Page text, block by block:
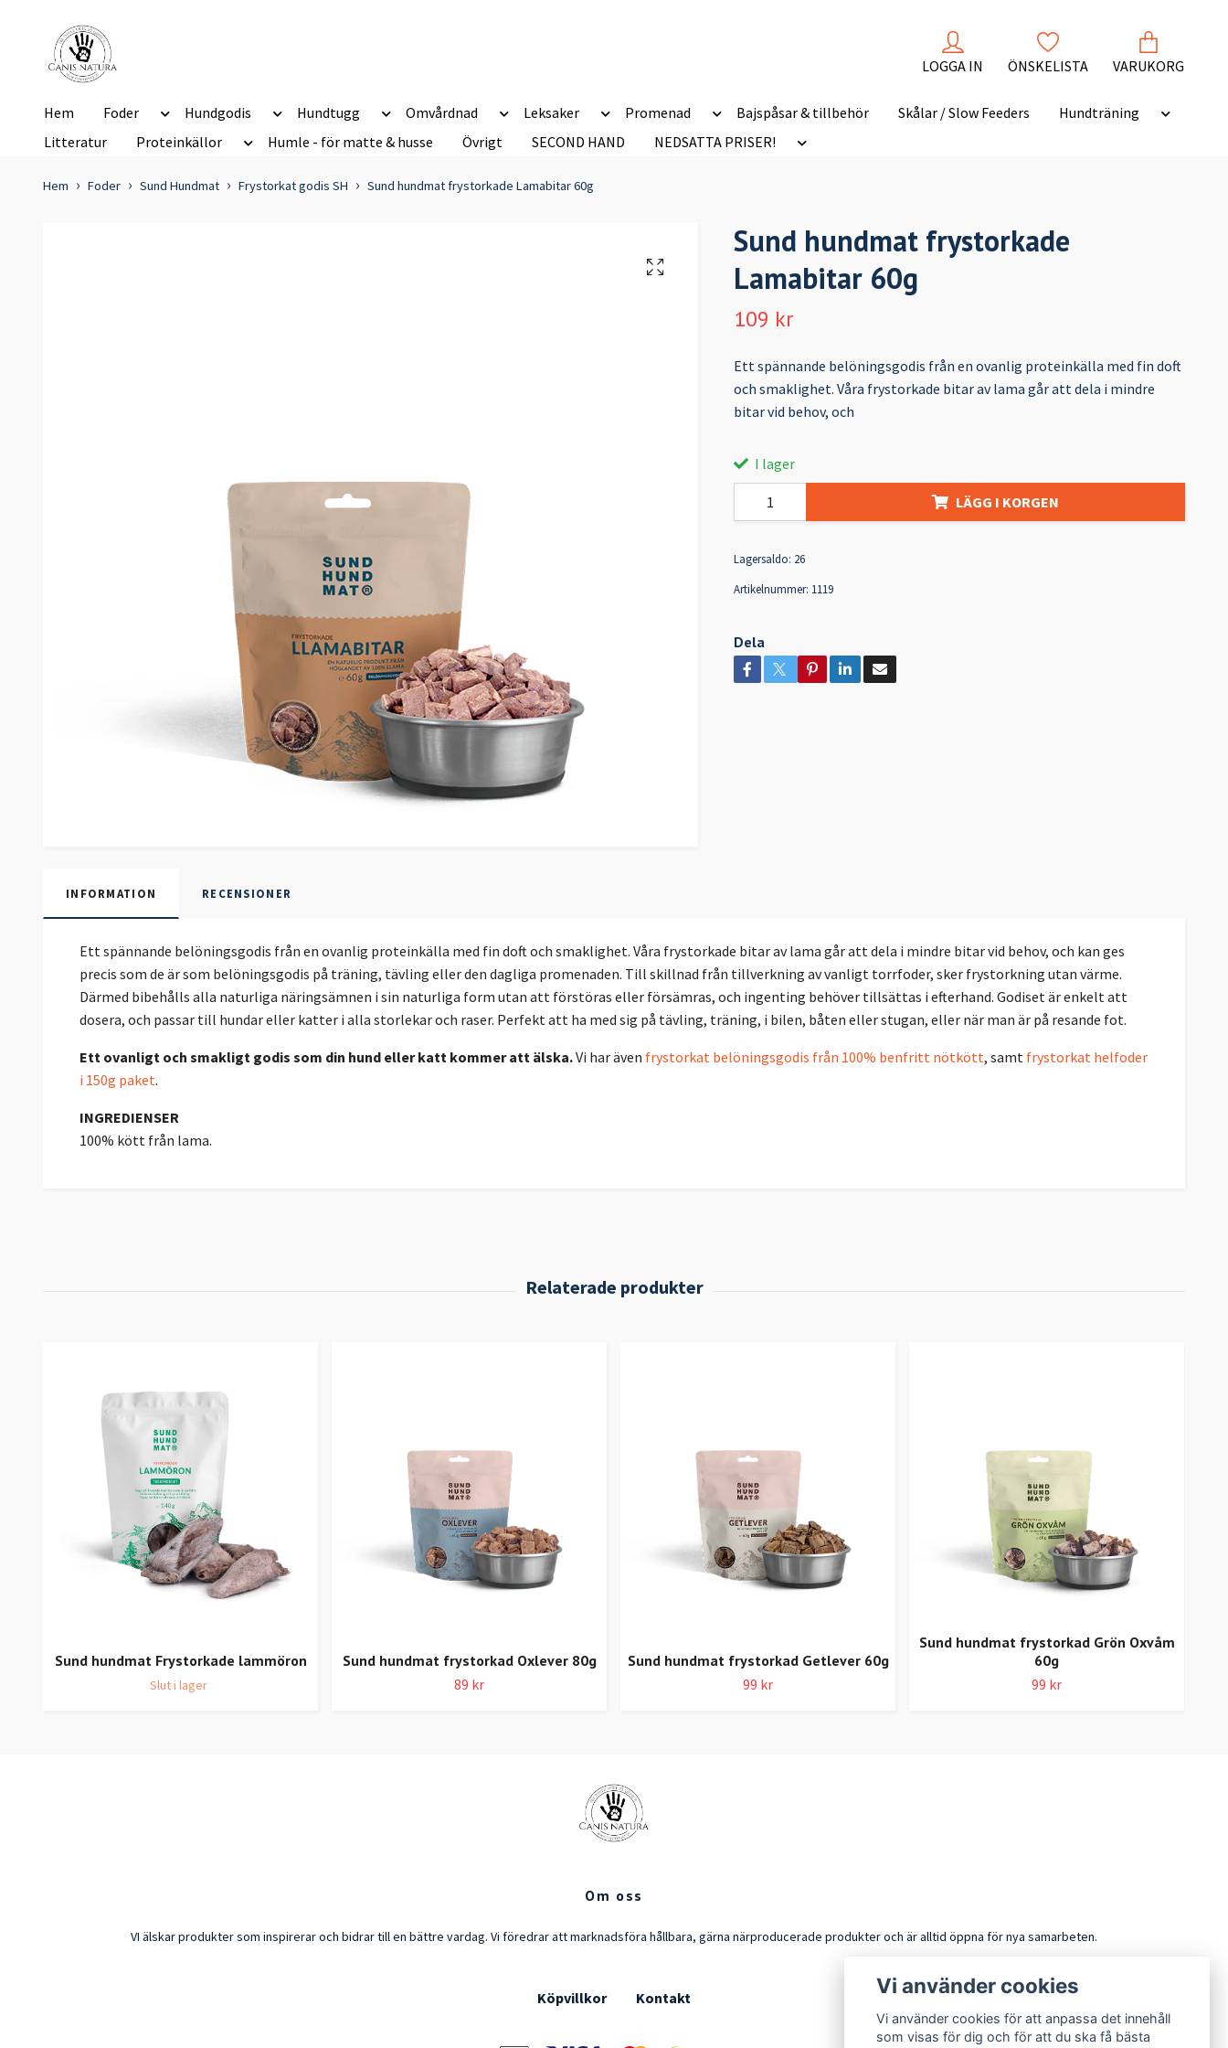
LOGGA IN ÖNSKELISTA VARUKORG
Hem Foder Hundgodis Hundtugg Omvårdnad Leksaker Promenad Bajspåsar & tillbehör Skålar / Slow Feeders
Hundträning
Litteratur
Proteinkällor Humle - för matte & husse Övrigt SECOND HAND NEDSATTA PRISER!
Hem Foder Sund Hundmat Frystorkat godis SH Sund hundmat frystorkade Lamabitar 60g
Sund hundmat frystorkade
Lamabitar 60g
109 kr
Ett spännande belöningsgodis från en ovanlig proteinkälla med fin doft
och smaklighet. Våra frystorkade bitar av lama går att dela i mindre
bitar vid behov, och
I lager
LÄGG I KORGEN
Lagersaldo: 26
Artikelnummer: 1119
Dela
INFORMATION RECENSIONER
Ett spännande belöningsgodis från en ovanlig proteinkälla med fin doft och smaklighet. Våra frystorkade bitar av lama går att dela i mindre bitar vid behov, och kan ges
precis som de är som belöningsgodis på träning, tävling eller den dagliga promenaden. Till skillnad från tillverkning av vanligt torrfoder, sker frystorkning utan värme.
Därmed bibehålls alla naturliga näringsämnen i sin naturliga form utan att förstöras eller försämras, och ingenting behöver tillsättas i efterhand. Godiset är enkelt att
dosera, och passar till hundar eller katter i alla storlekar och raser. Perfekt att ha med sig på tävling, träning, i bilen, båten eller stugan, eller när man är på resande fot.
Ett ovanligt och smakligt godis som din hund eller katt kommer att älska.Vi har även frystorkat belöningsgodis från 100% benfritt nötkött, samt frystorkat helfoder
i 150g paket.
INGREDIENSER
100% kött från lama.
Sund hundmat Frystorkade lammöron
Slut i lager
Sund hundmat frystorkad Oxlever 80g
89 kr
Sund hundmat frystorkad Getlever 60g
99 kr
Sund hundmat frystorkad Grön Oxvåm
60g
99 kr
Om oss
VI älskar produkter som inspirerar och bidrar till en bättre vardag. Vi föredrar att marknadsföra hållbara, gärna närproducerade produkter och är alltid öppna för nya samarbeten.
Köpvillkor Kontakt Vi använder cookies
Vi använder cookies för att anpassa det innehåll
som visas för dig och för att du ska få bästa